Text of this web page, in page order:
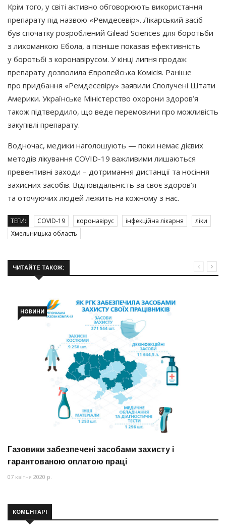
Крім того, у світі активно обговорюють використання
препарату під назвою «Ремдесевір». Лікарський засіб
був спочатку розроблений Gilead Sciences для боротьби
з лихоманкою Ебола, а пізніше показав ефективність
у боротьбі з коронавірусом. У кінці липня продаж
препарату дозволила Європейська Комісія. Раніше
про придбання «Ремдесевіру» заявили Сполучені Штати
Америки. Українське Міністерство охорони здоров’я
також підтвердило, що веде перемовини про можливість
закупівлі препарату.
Водночас, медики наголошують — поки немає дієвих
методів лікування COVID-19 важливими лишаються
превентивні заходи – дотримання дистанції та носіння
захисних засобів. Відповідальність за своє здоров’я
та оточуючих людей лежить на кожному з нас.
ТЕГИ: COVID-19 коронавірус інфекційна лікарня
ліки
Хмельницька область
ЧИТАЙТЕ ТАКОЖ:
НОВИНИ
Газовики забезпечені засобами захисту і
гарантованою оплатою праці
07 квітня 2020 р.
КОМЕНТАРІ